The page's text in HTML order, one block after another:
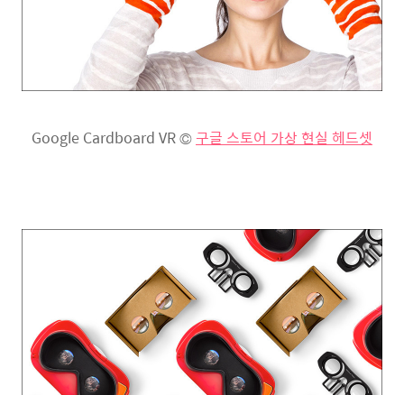
Google Cardboard VR ©구글 스토어 가상 현실 헤드셋